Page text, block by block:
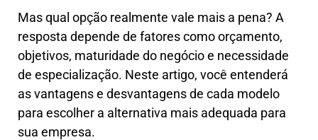
Mas qual opção realmente vale mais a pena? A
resposta depende de fatores como orçamento,
objetivos, maturidade do negócio e necessidade
de especialização. Neste artigo, você entenderá
as vantagens e desvantagens de cada modelo
para escolher a alternativa mais adequada para
sua empresa.